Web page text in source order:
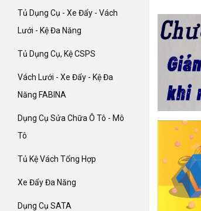
Tủ Dụng Cụ - Xe Đẩy - Vách
Lưới - Kệ Đa Năng
Tủ Dụng Cụ, Kệ CSPS
Vách Lưới - Xe Đẩy - Kệ Đa
Năng FABINA
Dụng Cụ Sửa Chữa Ô Tô - Mô
Tô
Tủ Kệ Vách Tổng Hợp
Xe Đẩy Đa Năng
Dụng Cụ SATA